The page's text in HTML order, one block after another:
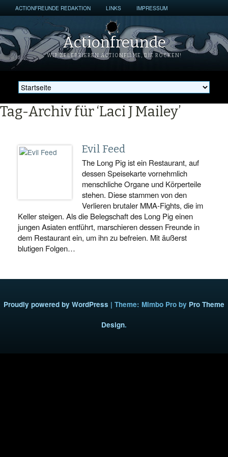
ACTIONFREUNDE REDAKTION LINKS IMPRESSUM
Actionfreunde
WIR ZELEBRIEREN ACTIONFILME, DIE ROCKEN!
Tag-Archiv für ‘Laci J Mailey’
Evil Feed
The Long Pig ist ein Restaurant, auf
dessen Speisekarte vornehmlich
menschliche Organe und Körperteile
stehen. Diese stammen von den
Verlieren brutaler MMA-Fights, die im
Keller steigen. Als die Belegschaft des Long Pig einen
jungen Asiaten entführt, marschieren dessen Freunde in
dem Restaurant ein, um ihn zu befreien. Mit äußerst
blutigen Folgen…
Proudly powered by WordPress | Theme: Mimbo Pro by Pro Theme
Design.